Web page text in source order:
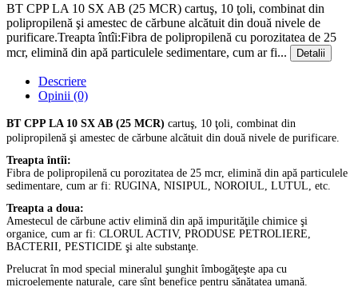
BT CPP LA 10 SX AB (25 MCR) cartuş, 10 ţoli, combinat din
polipropilenă şi amestec de cărbune alcătuit din două nivele de
purificare.Treapta întîi:Fibra de polipropilenă cu porozitatea de 25
mcr, elimină din apă particulele sedimentare, cum ar fi...
Detalii
Descriere
Opinii (0)
BT CPP LA 10 SX AB (25 MCR) cartuş, 10 ţoli, combinat din
polipropilenă şi amestec de cărbune alcătuit din două nivele de purificare.
Treapta întîi:
Fibra de polipropilenă cu porozitatea de 25 mcr, elimină din apă particulele
sedimentare, cum ar fi: RUGINA, NISIPUL, NOROIUL, LUTUL, etc.
Treapta a doua:
Amestecul de cărbune activ elimină din apă impurităţile chimice şi
organice, cum ar fi: CLORUL ACTIV, PRODUSE PETROLIERE,
BACTERII, PESTICIDE şi alte substanţe.
Prelucrat în mod special mineralul şunghit îmbogăţeşte apa cu
microelemente naturale, care sînt benefice pentru sănătatea umană.